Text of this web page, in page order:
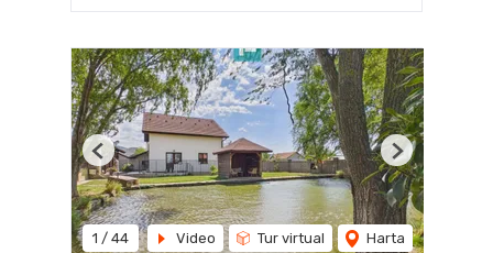
1 / 44 Video Tur virtual Harta
Previous Next